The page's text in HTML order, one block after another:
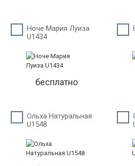
Ноче Мария Луиза
U1434
бесплатно
Ольха Натуральная
U1548